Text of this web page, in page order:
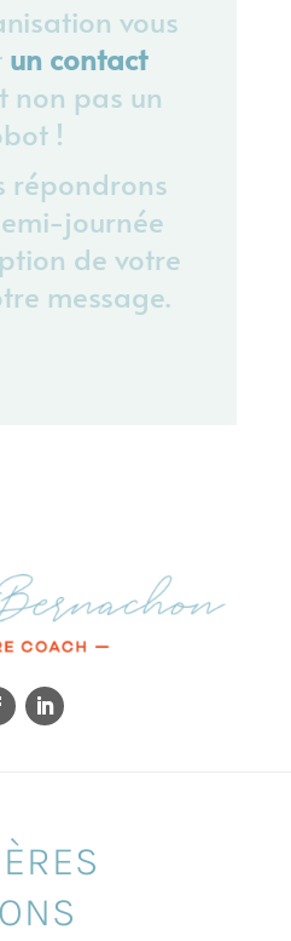
vous
un contact
non pas un
!
répondrons
journée
de votre
message.